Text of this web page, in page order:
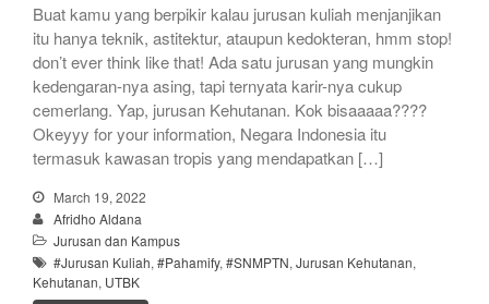
Buat kamu yang berpikir kalau jurusan kuliah menjanjikan
itu hanya teknik, astitektur, ataupun kedokteran, hmm stop!
don’t ever think like that! Ada satu jurusan yang mungkin
kedengaran-nya asing, tapi ternyata karir-nya cukup
cemerlang. Yap, jurusan Kehutanan. Kok bisaaaaa????
Okeyyy for your information, Negara Indonesia itu
termasuk kawasan tropis yang mendapatkan […]
March 19, 2022
Afridho Aldana
Jurusan dan Kampus
#Jurusan Kuliah, #Pahamify, #SNMPTN, Jurusan Kehutanan,
Kehutanan, UTBK